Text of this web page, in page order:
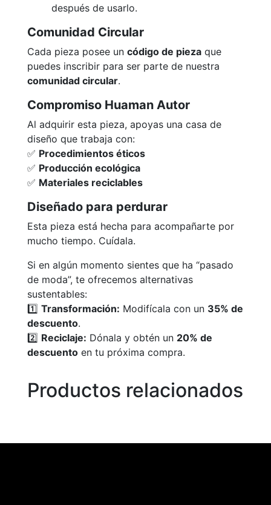
después de usarlo.
Comunidad Circular
Cada pieza posee un código de pieza que
puedes inscribir para ser parte de nuestra
comunidad circular.
Compromiso Huaman Autor
Al adquirir esta pieza, apoyas una casa de
diseño que trabaja con:
✅ Procedimientos éticos
✅ Producción ecológica
✅ Materiales reciclables
Diseñado para perdurar
Esta pieza está hecha para acompañarte por
mucho tiempo. Cuídala.
Si en algún momento sientes que ha “pasado
de moda”, te ofrecemos alternativas
sustentables:
1️⃣ Transformación: Modifícala con un 35% de
descuento.
2️⃣ Reciclaje: Dónala y obtén un 20% de
descuento en tu próxima compra.
Productos relacionados